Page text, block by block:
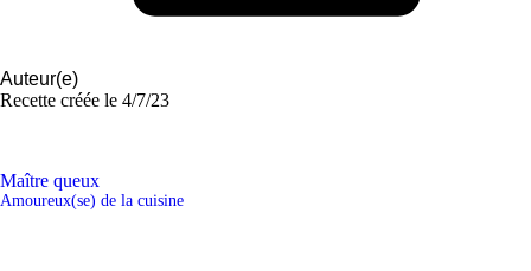
Auteur(e)
Recette créée le 4/7/23
Maître queux
Amoureux(se) de la cuisine